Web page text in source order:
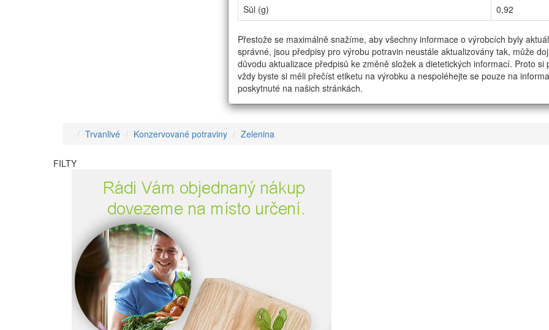
Sůl (g)
0,92
Přestože se maximálně snažíme, aby všechny informace o výrobcích byly
správné, jsou předpisy pro výrobu potravin neustále aktualizovány tak, může
důvodu aktualizace předpisů ke změně složek a dietetických informací. Proto si
vždy byste si měli přečíst etiketu na výrobku a nespoléhejte se pouze na
poskytnuté na našich stránkách.
Trvanlivé Konzervované potraviny Zelenina
FILTY